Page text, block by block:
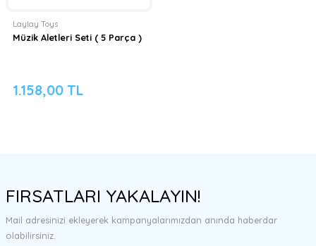
Laylay Toys
Müzik Aletleri Seti ( 5 Parça )
1.158,00 TL
FIRSATLARI YAKALAYIN!
Mail adresinizi ekleyerek kampanyalarımızdan anında haberdar
olabilirsiniz.